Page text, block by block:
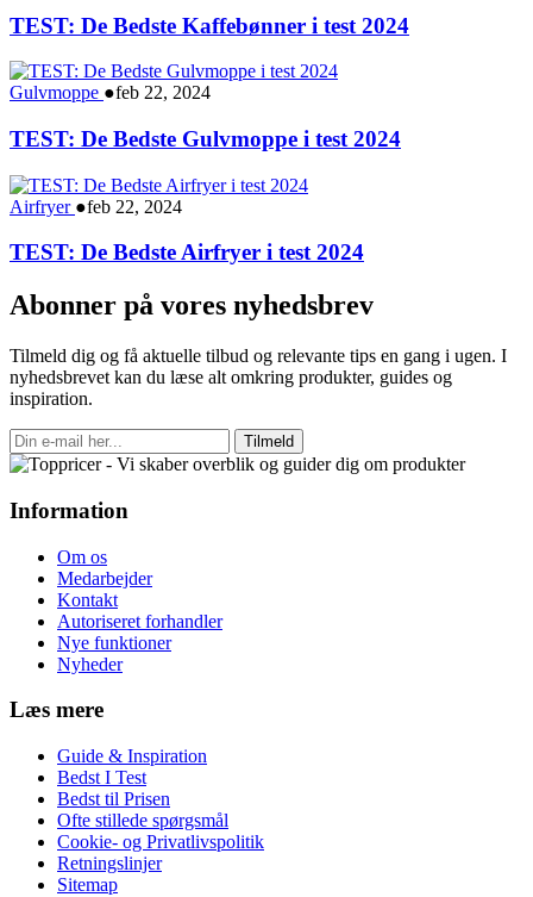
TEST: De Bedste Kaffebønner i test 2024
Gulvmoppe ●feb 22, 2024
TEST: De Bedste Gulvmoppe i test 2024
Airfryer ●feb 22, 2024
TEST: De Bedste Airfryer i test 2024
Abonner på vores nyhedsbrev
Tilmeld dig og få aktuelle tilbud og relevante tips en gang i ugen. I
nyhedsbrevet kan du læse alt omkring produkter, guides og
inspiration.
Tilmeld
Information
Om os
Medarbejder
Kontakt
Autoriseret forhandler
Nye funktioner
Nyheder
Læs mere
Guide & Inspiration
Bedst I Test
Bedst til Prisen
Ofte stillede spørgsmål
Cookie- og Privatlivspolitik
Retningslinjer
Sitemap